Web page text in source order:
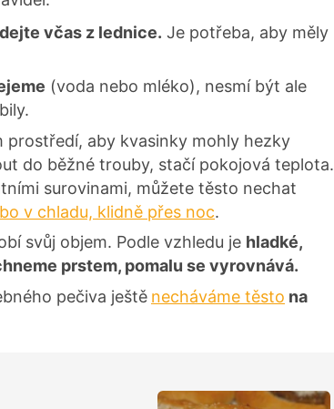
včas z lednice. Je potřeba, aby měly
(voda nebo mléko), nesmí být ale
prostředí, aby kvasinky mohly hezky
do běžné trouby, stačí pokojová teplota.
surovinami, můžete těsto nechat
v chladu, klidně přes noc.
svůj objem. Podle vzhledu je hladké,
prstem, pomalu se vyrovnává.
pečiva ještě necháváme těsto na